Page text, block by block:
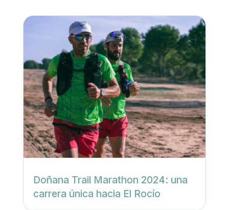
Doñana Trail Marathon 2024: una
carrera única hacia El Rocío